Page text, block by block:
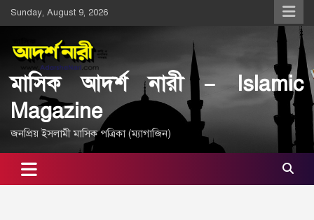
Skip
to
content
Sunday, August 9, 2026
মাসিক আদর্শ নারী – Islamic
Magazine
জনপ্রিয় ইসলামী মাসিক পত্রিকা (ম্যাগাজিন)